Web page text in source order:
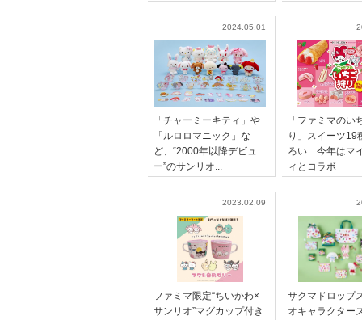
2024.05.01
「チャーミーキティ」
「ルロロマニック」な
ど、“2000年以降デビュ
ー”のサンリオ...
「ファミマのい
り」スイーツ19
ろい 今年はマ
ィとコラボ
2023.02.09
ファミマ限定“ちいかわ×
サンリオ”マグカップ付き
サクマドロップ
オキャラクター